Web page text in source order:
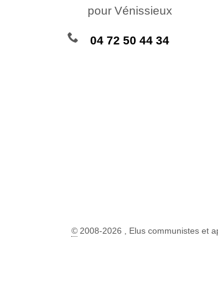
pour Vénissieux
04 72 50 44 34
©2008-2026 , Elus communistes et